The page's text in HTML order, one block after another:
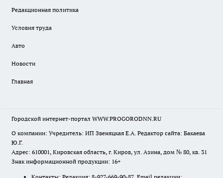
Редакционная политика
Условия труда
Авто
Новости
Главная
Городской интернет-портал WWW.PROGORODNN.RU
О компании: Учредитель: ИП Звеняцкая Е.А. Редактор сайта: Бакаева
Ю.Г.
Адрес: 610001, Кировская область, г. Киров, ул. Азина, дом № 80, кв. 31
Знак информационной продукции: 16+